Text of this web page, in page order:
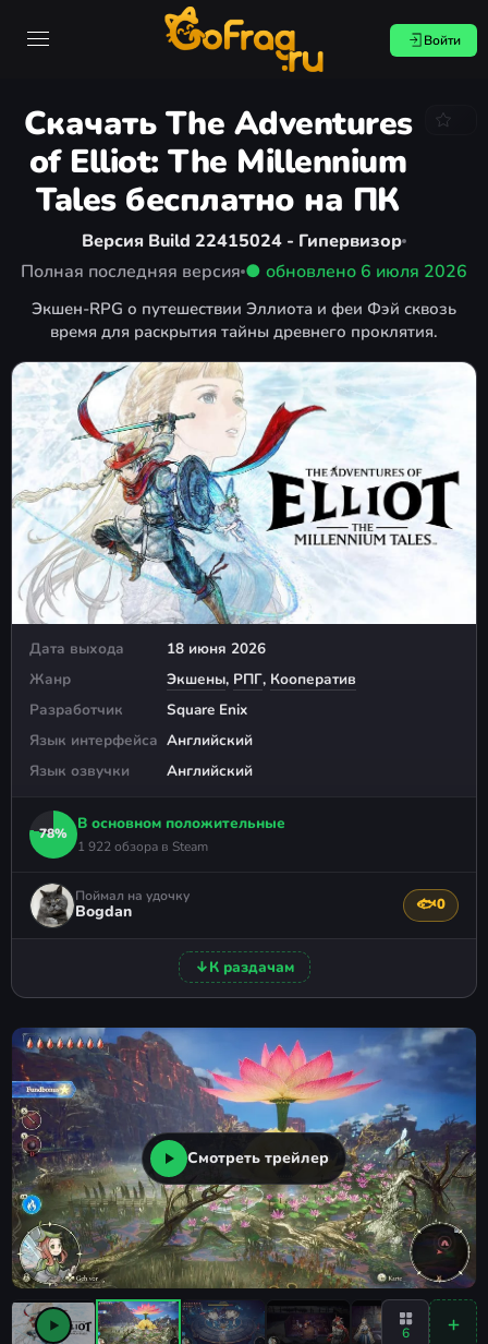
Войти
Скачать The Adventures
of Elliot: The Millennium
Tales бесплатно на ПК
Версия Build 22415024 - Гипервизор
Полная последняя версия ● обновлено 6 июля 2026
Экшен-RPG о путешествии Эллиота и феи Фэй сквозь
время для раскрытия тайны древнего проклятия.
Дата выхода
18 июня 2026
Жанр
Экшены, РПГ, Кооператив
Разработчик
Square Enix
Язык интерфейса Английский
Язык озвучки
Английский
78%
В основном положительные
1 922 обзора в Steam
Поймал на удочку
Bogdan 🐟0
↓К раздачам
Смотреть трейлер
6